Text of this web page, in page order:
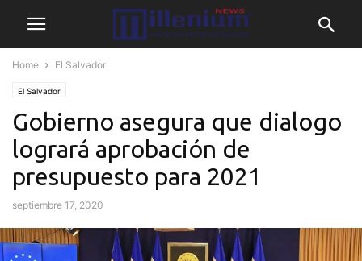
Home El Salvador
El Salvador
Gobierno asegura que dialogo
logrará aprobación de
presupuesto para 2021
septiembre 17, 2020